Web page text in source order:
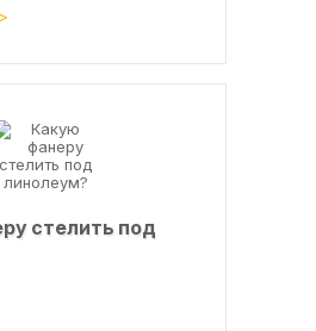
слоя по
стелить под